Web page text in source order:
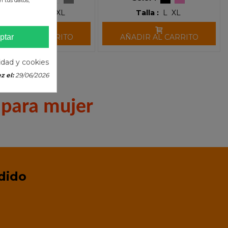
XL
AL CARRITO
Talla :
L XL
AÑADIR AL CARRITO
mujer
y cookies
el:29/06/2026